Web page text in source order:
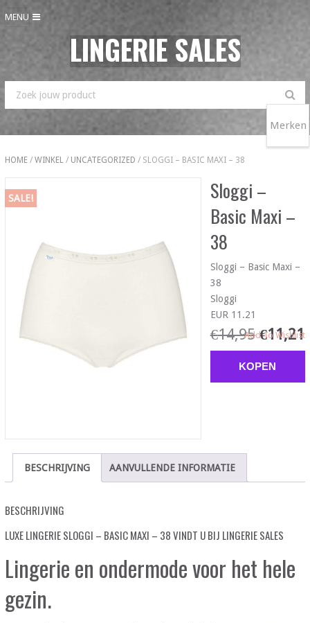
MENU
LINGERIE SALES
HOME/ WINKEL/ UNCATEGORIZED / SLOGGI – BASIC MAXI – 38
SALE!
Sloggi –
Basic Maxi –
38
Sloggi – Basic Maxi –
38
Sloggi
EUR 11.21
€14,95 €11,21
KOPEN
Add To Wishlist
BESCHRIJVING AANVULLENDE INFORMATIE
BESCHRIJVING
LUXE LINGERIE SLOGGI – BASIC MAXI – 38 VINDT U BIJ LINGERIE SALES
Lingerie en ondermode voor het hele
gezin.
Merken